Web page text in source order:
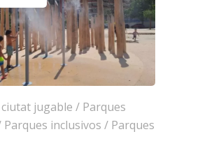
jugable / Parques
Parques inclusivos / Parques